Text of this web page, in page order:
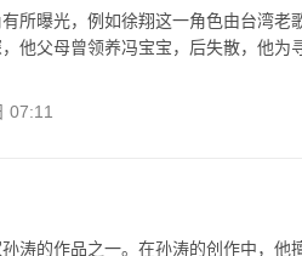
所曝光，例如徐翔这一角色由台湾老
他父母曾领养冯宝宝，后失散，他为
07:11
孙涛的作品之一。在孙涛的创作中，